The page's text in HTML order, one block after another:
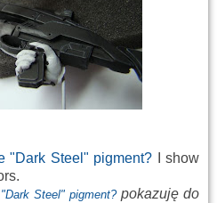
"Dark Steel" pigment?
I show
s.
Steel" pigment?pokazuję do